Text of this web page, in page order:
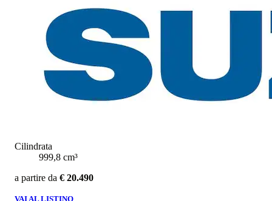
Cilindrata
999,8 cm³
a partire da € 20.490
VAI AL LISTINO